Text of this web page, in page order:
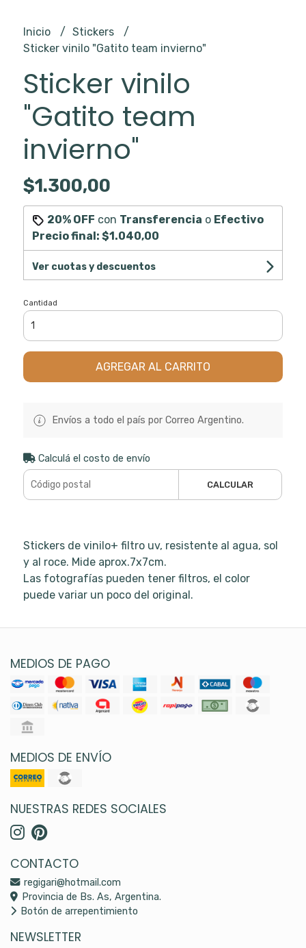
Inicio
Stickers
Sticker vinilo "Gatito team invierno"
Sticker vinilo
"Gatito team
invierno"
$1.300,00
20% OFF con Transferencia o Efectivo
Precio final: $1.040,00
Ver cuotas y descuentos
Cantidad
AGREGAR AL CARRITO
Envíos a todo el país por Correo Argentino.
Calculá el costo de envío
CALCULAR
Stickers de vinilo+ filtro uv, resistente al agua, sol
y al roce. Mide aprox.7x7cm.
Las fotografías pueden tener filtros, el color
puede variar un poco del original.
MEDIOS DE PAGO
MEDIOS DE ENVÍO
NUESTRAS REDES SOCIALES
CONTACTO
regigari@hotmail.com
Provincia de Bs. As, Argentina.
Botón de arrepentimiento
NEWSLETTER